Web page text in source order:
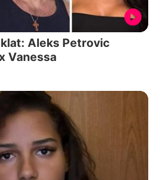
Aleks Petrovic
Vanessa